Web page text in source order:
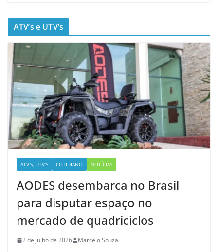
ATV’s e UTV’s
ATV'S, UTV'S COTIDIANO NOTÍCIAS
AODES desembarca no Brasil
para disputar espaço no
mercado de quadriciclos
2 de julho de 2026 Marcelo Souza